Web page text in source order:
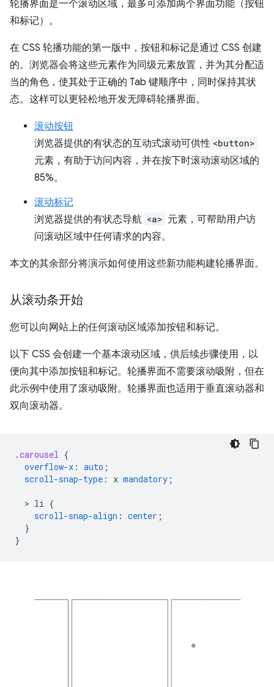
轮播界面是一个滚动区域，最多可添加两个界面功能（按钮
和标记）。
在 CSS 轮播功能的第一版中，按钮和标记是通过 CSS 创建
的。浏览器会将这些元素作为同级元素放置，并为其分配适
当的角色，使其处于正确的 Tab 键顺序中，同时保持其状
态。这样可以更轻松地开发无障碍轮播界面。
滚动按钮
浏览器提供的有状态的互动式滚动可供性 <button>
元素，有助于访问内容，并在按下时滚动滚动区域的
85%。
滚动标记
浏览器提供的有状态导航 <a> 元素，可帮助用户访
问滚动区域中任何请求的内容。
本文的其余部分将演示如何使用这些新功能构建轮播界面。
从滚动条开始
您可以向网站上的任何滚动区域添加按钮和标记。
以下 CSS 会创建一个基本滚动区域，供后续步骤使用，以
便向其中添加按钮和标记。轮播界面不需要滚动吸附，但在
此示例中使用了滚动吸附。轮播界面也适用于垂直滚动器和
双向滚动器。
.carousel {
overflow-x : auto ;
scroll-snap-type : x mandatory ;
  >
li {
scroll-snap-align : center ;
}
}